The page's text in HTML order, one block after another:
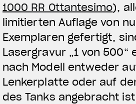
1000 RR Ottantesimo),
limitierten Auflage von
Exemplaren gefertigt,
Lasergravur „1 von 500“
nach Modell entweder
Lenkerplatte oder auf
des Tanks angebracht